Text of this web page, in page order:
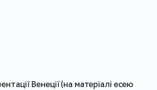
Венеції (на матеріалі есею